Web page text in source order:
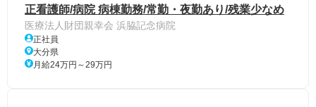
正看護師/病院 病棟勤務/常勤・夜勤あり/残業少なめ
医療法人財団親幸会 浜脇記念病院
正社員
大分県
月給24万円～29万円